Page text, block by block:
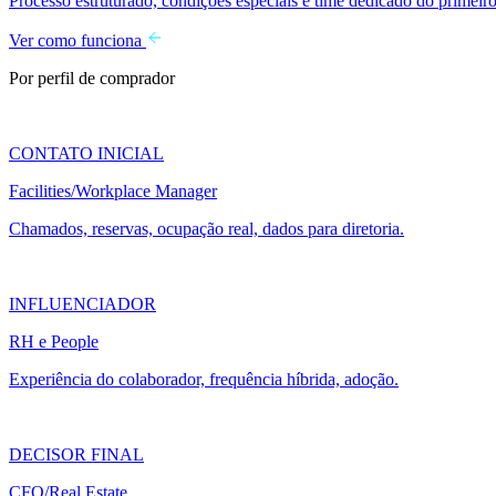
Ver como funciona
Por perfil de comprador
CONTATO INICIAL
Facilities/Workplace Manager
Chamados, reservas, ocupação real, dados para diretoria.
INFLUENCIADOR
RH e People
Experiência do colaborador, frequência híbrida, adoção.
DECISOR FINAL
CFO/Real Estate